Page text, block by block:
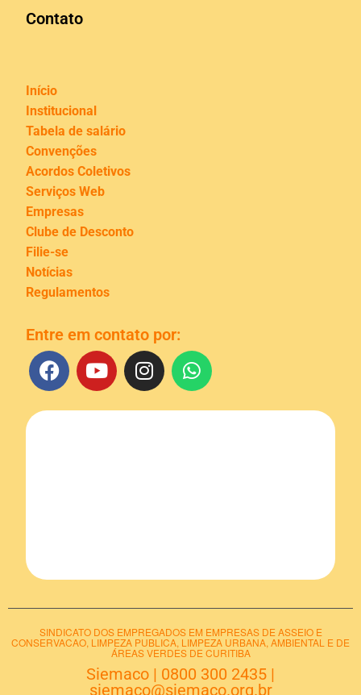
Contato
Início
Institucional
Tabela de salário
Convenções
Acordos Coletivos
Serviços Web
Empresas
Clube de Desconto
Filie-se
Notícias
Regulamentos
Entre em contato por:
SINDICATO DOS EMPREGADOS EM EMPRESAS DE ASSEIO E
CONSERVACAO, LIMPEZA PUBLICA, LIMPEZA URBANA, AMBIENTAL E DE
ÁREAS VERDES DE CURITIBA
Siemaco | 0800 300 2435 |
siemaco@siemaco.org.br